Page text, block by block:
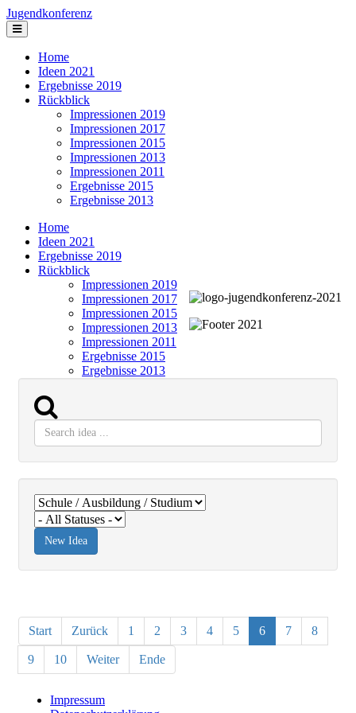
Jugendkonferenz
Home
Ideen 2021
Ergebnisse 2019
Rückblick
Impressionen 2019
Impressionen 2017
Impressionen 2015
Impressionen 2013
Impressionen 2011
Ergebnisse 2015
Ergebnisse 2013
Home
Ideen 2021
Ergebnisse 2019
Rückblick
Impressionen 2019
Impressionen 2017
Impressionen 2015
Impressionen 2013
Impressionen 2011
Ergebnisse 2015
Ergebnisse 2013
Start Zurück 1 2 3 4 5 6 7 8
9 10 Weiter Ende
Impressum